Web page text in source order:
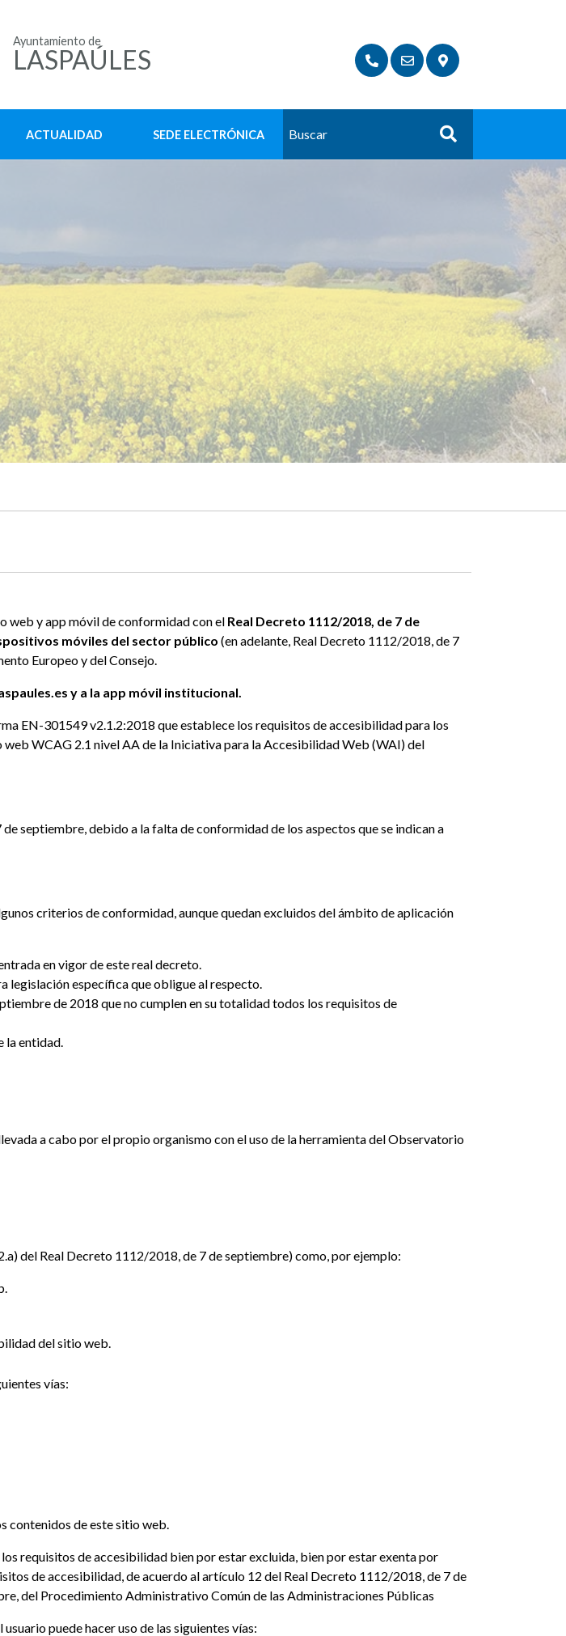
Ayuntamiento de
LASPAÚLES
ACTUALIDAD SEDE ELECTRÓNICA Buscar
web y app móvil de conformidad con el Real Decreto 1112/2018, de 7 de
móviles del sector público (en adelante, Real Decreto 1112/2018, de 7
Europeo y del Consejo.
y a la app móvil institucional.
EN-301549 v2.1.2:2018 que establece los requisitos de accesibilidad para los
WCAG 2.1 nivel AA de la Iniciativa para la Accesibilidad Web (WAI) del
septiembre, debido a la falta de conformidad de los aspectos que se indican a
criterios de conformidad, aunque quedan excluidos del ámbito de aplicación
en vigor de este real decreto.
legislación específica que obligue al respecto.
de 2018 que no cumplen en su totalidad todos los requisitos de
la entidad.
a cabo por el propio organismo con el uso de la herramienta del Observatorio
del Real Decreto 1112/2018, de 7 de septiembre) como, por ejemplo:
del sitio web.
vías:
contenidos de este sitio web.
requisitos de accesibilidad bien por estar excluida, bien por estar exenta por
de accesibilidad, de acuerdo al artículo 12 del Real Decreto 1112/2018, de 7 de
del Procedimiento Administrativo Común de las Administraciones Públicas
usuario puede hacer uso de las siguientes vías: